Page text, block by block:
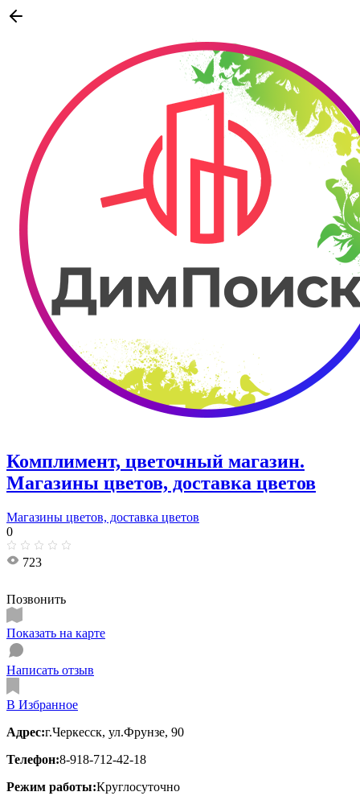
Комплимент, цветочный магазин.
Магазины цветов, доставка цветов
Магазины цветов, доставка цветов
0
723
Позвонить
Показать на карте
Написать отзыв
В Избранное
Адрес:г.Черкесск, ул.Фрунзе, 90
Телефон:8-918-712-42-18
Режим работы:Круглосуточно